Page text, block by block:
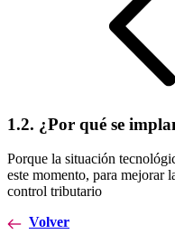
1.2. ¿Por qué se
Porque la situación
este momento, para mejorar
control tributario
Volver